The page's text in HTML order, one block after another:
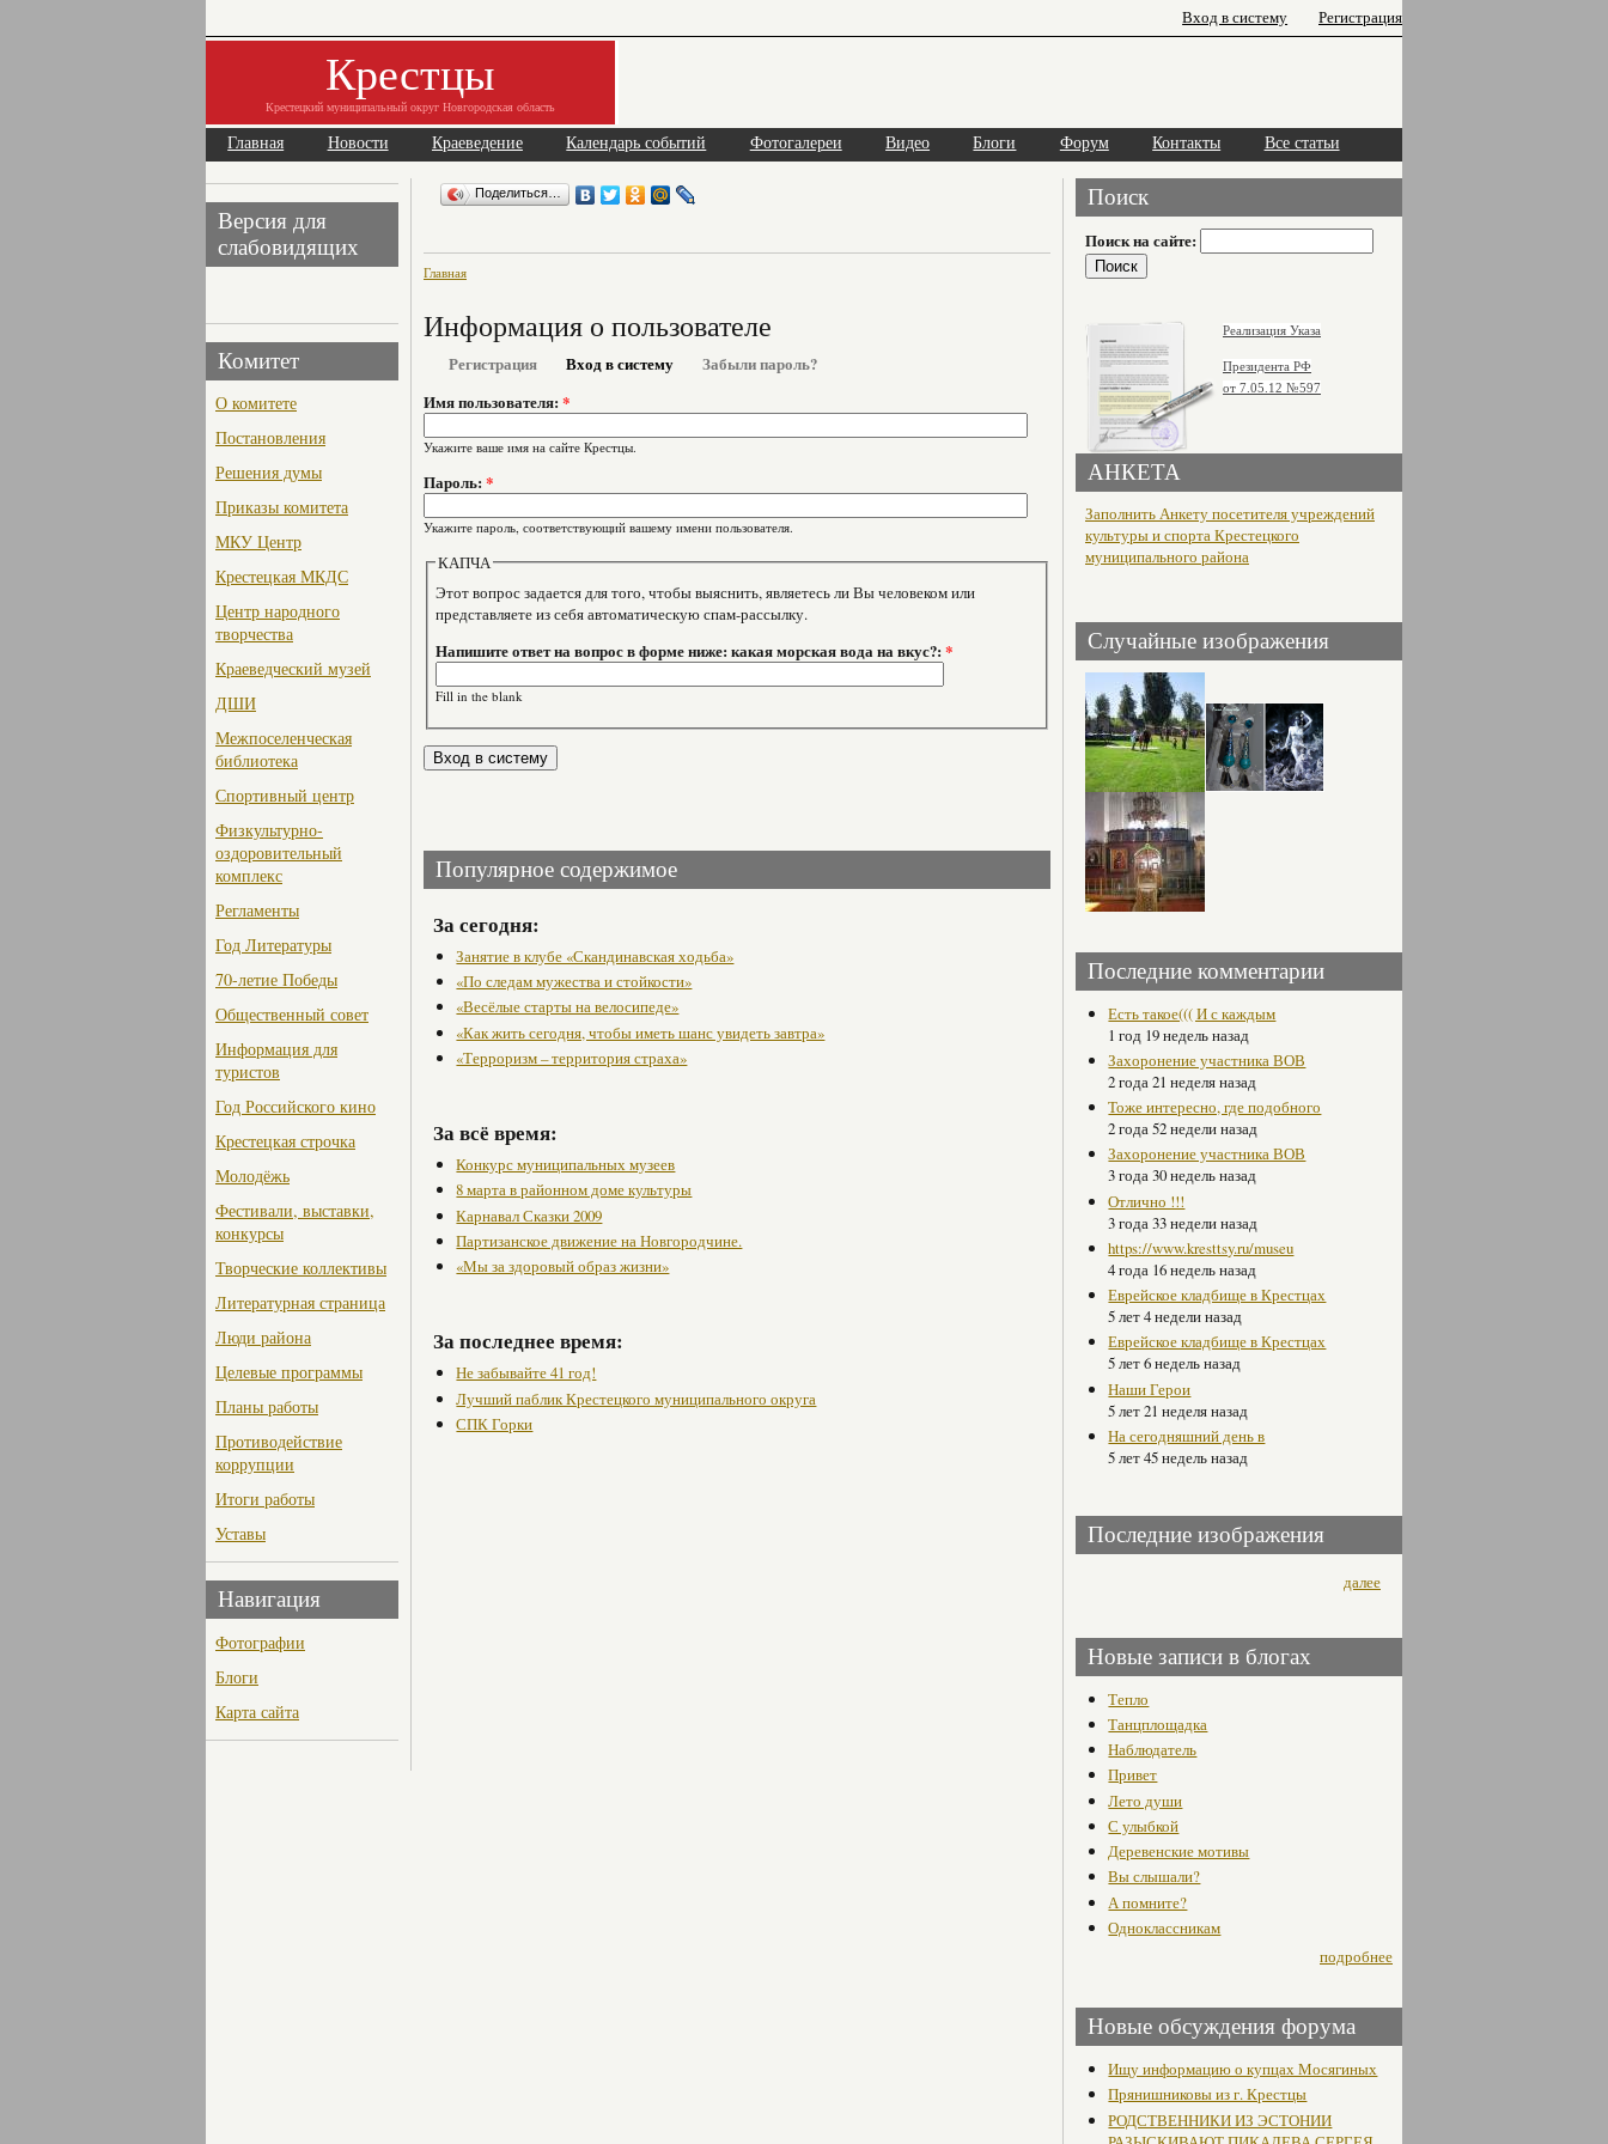
Вход в систему Регистрация
Крестцы
Крестецкий муниципальный округ Новгородская область
Главная Новости Краеведение Календарь событий Фотогалереи Видео Блоги Форум Контакты Все статьи
Версия для
слабовидящих
Комитет
О комитете
Постановления
Решения думы
Приказы комитета
МКУ Центр
Крестецкая МКДС
Центр народного
творчества
Краеведческий музей
ДШИ
Межпоселенческая
библиотека
Спортивный центр
Физкультурно-
оздоровительный
комплекс
Регламенты
Год Литературы
70-летие Победы
Общественный совет
Информация для
туристов
Год Российского кино
Крестецкая строчка
Молодёжь
Фестивали, выставки,
конкурсы
Творческие коллективы
Литературная страница
Люди района
Целевые программы
Планы работы
Противодействие
коррупции
Итоги работы
Уставы
Навигация
Фотографии
Блоги
Карта сайта
Поделиться…
Главная
Информация о пользователе
Регистрация Вход в систему
Забыли пароль?
Имя пользователя: *
Укажите ваше имя на сайте Крестцы.
Пароль: *
Укажите пароль, соответствующий вашему имени пользователя.
КАПЧА
Этот вопрос задается для того, чтобы выяснить, являетесь ли Вы человеком или
представляете из себя автоматическую спам-рассылку.
Напишите ответ на вопрос в форме ниже: какая морская вода на вкус?:*
Fill in the blank
Популярное содержимое
За сегодня:
Занятие в клубе «Скандинавская ходьба»
«По следам мужества и стойкости»
«Весёлые старты на велосипеде»
«Как жить сегодня, чтобы иметь шанс увидеть завтра»
«Терроризм – территория страха»
За всё время:
Конкурс муниципальных музеев
8 марта в районном доме культуры
Карнавал Сказки 2009
Партизанское движение на Новгородчине.
«Мы за здоровый образ жизни»
За последнее время:
Не забывайте 41 год!
Лучший паблик Крестецкого муниципального округа
СПК Горки
Поиск
Поиск на сайте:
Реализация Указа
Президента РФ
от 7.05.12 №597
АНКЕТА
Заполнить Анкету посетителя учреждений
культуры и спорта Крестецкого
муниципального района
Случайные изображения
Последние комментарии
Есть такое((( И с каждым
1 год 19 недель назад
Захоронение участника ВОВ
2 года 21 неделя назад
Тоже интересно, где подобного
2 года 52 недели назад
Захоронение участника ВОВ
3 года 30 недель назад
Отлично !!!
3 года 33 недели назад
https://www.kresttsy.ru/museu
4 года 16 недель назад
Еврейское кладбище в Крестцах
5 лет 4 недели назад
Еврейское кладбище в Крестцах
5 лет 6 недель назад
Наши Герои
5 лет 21 неделя назад
На сегодняшний день в
5 лет 45 недель назад
Последние изображения
далее
Новые записи в блогах
Тепло
Танцплощадка
Наблюдатель
Привет
Лето души
С улыбкой
Деревенские мотивы
Вы слышали?
А помните?
Одноклассникам
подробнее
Новые обсуждения форума
Ищу информацию о купцах Мосягиных
Прянишниковы из г. Крестцы
РОДСТВЕННИКИ ИЗ ЭСТОНИИ